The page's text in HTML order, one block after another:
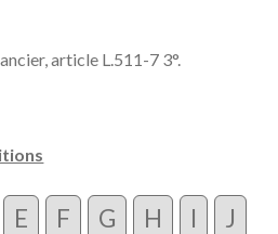
article L.511-7 3°.
E F G H I J